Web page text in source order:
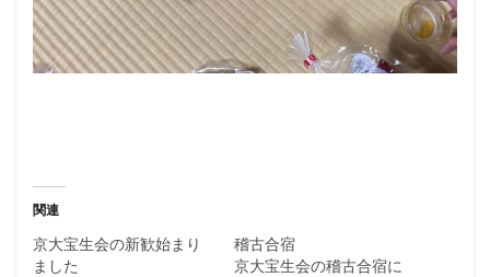
関連
京大宝生会の新歓始まり
ました
稽古合宿
京大宝生会の稽古合宿に